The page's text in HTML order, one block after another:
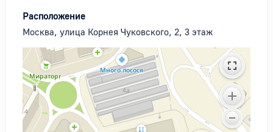
Расположение
Москва, улица Корнея Чуковского, 2, 3 этаж